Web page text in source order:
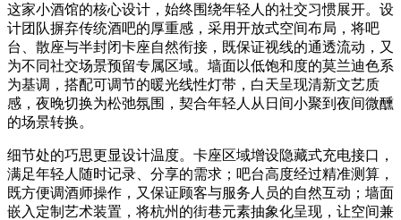
这家小酒馆的核心设计，始终围绕年轻人的社交习惯展开。设
计团队摒弃传统酒吧的厚重感，采用开放式空间布局，将吧
台、散座与半封闭卡座自然衔接，既保证视线的通透流动，又
为不同社交场景预留专属区域。墙面以低饱和度的莫兰迪色系
为基调，搭配可调节的暖光线性灯带，白天呈现清新文艺质
感，夜晚切换为松弛氛围，契合年轻人从日间小聚到夜间微醺
的场景转换。
细节处的巧思更显设计温度。卡座区域增设隐藏式充电接口，
满足年轻人随时记录、分享的需求；吧台高度经过精准测算，
既方便调酒师操作，又保证顾客与服务人员的自然互动；墙面
嵌入定制艺术装置，将杭州的街巷元素抽象化呈现，让空间兼